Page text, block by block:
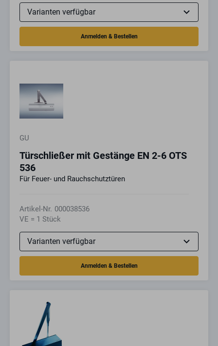
GU
Türschließer mit Gestänge EN 2-6 OTS
536
Für Feuer- und Rauchschutztüren
Artikel-Nr. 000038536
VE = 1 Stück